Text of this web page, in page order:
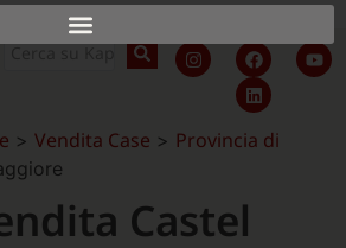
> Vendita Case > Provincia di
Castel